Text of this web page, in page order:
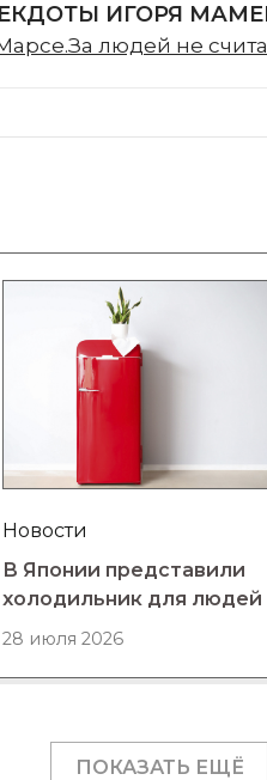
ИГОРЯ
людей не
Новости
В Японии представили
холодильник для людей
28 июля 2026
ПОКАЗАТЬ ЕЩЁ